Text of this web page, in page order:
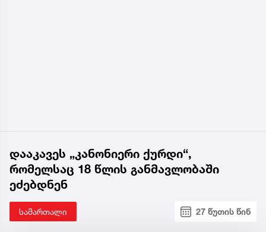
დააკავეს „კანონიერი ქურდი“,
რომელსაც 18 წლის განმავლობაში
ეძებდნენ
სამართალი 27 წუთის წინ